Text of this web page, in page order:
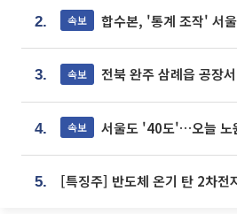
2. 속보 합수본, '통계 조작' 서울·경기·충북
3. 속보 전북 완주 삼례읍 공장
4. 속보 서울도 '40도'…오늘 노
5.